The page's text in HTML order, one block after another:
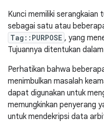
Kunci memiliki
sebagai satu atau
Tag::PURPOSE , yang
Tujuannya ditentukan dalam
Perhatikan bahwa
menimbulkan masalah
dapat digunakan untuk
memungkinkan penyerang
untuk mendekripsi data